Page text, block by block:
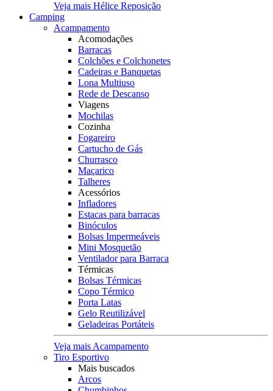
Veja mais Hélice Reposição
Camping
Acampamento
Acomodações
Barracas
Colchões e Colchonetes
Cadeiras e Banquetas
Lona Multiuso
Rede de Descanso
Viagens
Mochilas
Cozinha
Fogareiro
Cartucho de Gás
Churrasco
Maçarico
Talheres
Acessórios
Infladores
Estacas para barracas
Binóculos
Bolsas Impermeáveis
Mini Mosquetão
Ventilador para Barraca
Térmicas
Bolsas Térmicas
Copo Térmico
Porta Latas
Gelo Reutilizável
Geladeiras Portáteis
Veja mais Acampamento
Tiro Esportivo
Mais buscados
Arcos